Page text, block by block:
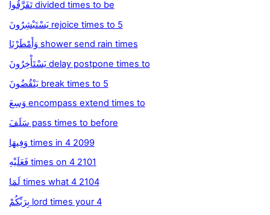
تَفَرَّقُوا divided times to be
يَسْتَبْشِرُونَ rejoice times to 5
وَأَمْطَرْنَا shower send rain times
يَسْتَأْخِرُونَ delay postpone times to
يَنْقُضُونَ break times to 5
وَسِعَ encompass extend times to
سَلَفَ pass times to before
وَفِيهَا times in 4 2099
فَعَلَيْهِ times on 4 2101
لَمَا times what 4 2104
بِرَبِّكُمْ lord times your 4